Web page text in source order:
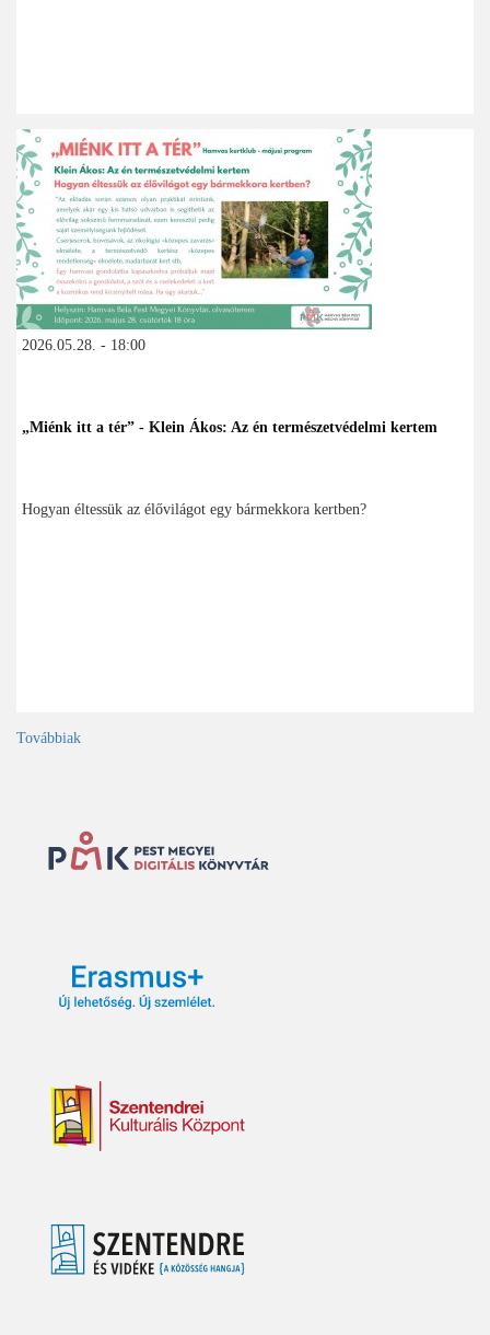
2026.05.28. - 18:00
„Miénk itt a tér” - Klein Ákos: Az én természetvédelmi kertem
Hogyan éltessük az élővilágot egy bármekkora kertben?
Továbbiak